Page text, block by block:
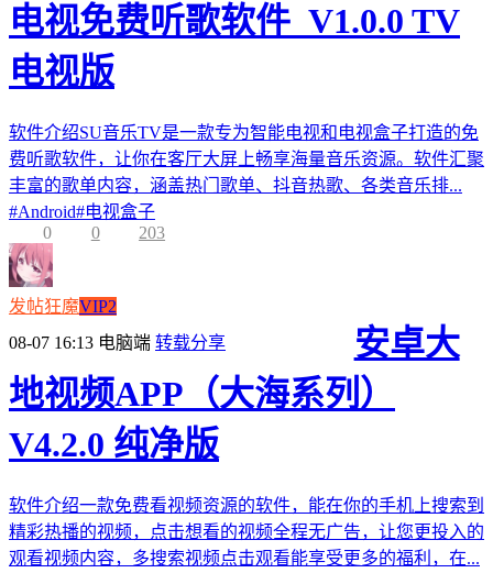
电视免费听歌软件_V1.0.0 TV
电视版
软件介绍SU音乐TV是一款专为智能电视和电视盒子打造的免
费听歌软件，让你在客厅大屏上畅享海量音乐资源。软件汇聚
丰富的歌单内容，涵盖热门歌单、抖音热歌、各类音乐排...
#Android#电视盒子
0
0 203
发帖狂魔VIP2
08-07 16:13 电脑端 转载分享
安卓大
地视频APP（大海系列）
V4.2.0 纯净版
软件介绍一款免费看视频资源的软件，能在你的手机上搜索到
精彩热播的视频，点击想看的视频全程无广告，让您更投入的
观看视频内容，多搜索视频点击观看能享受更多的福利，在...